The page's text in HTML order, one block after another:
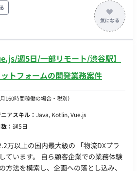
：Java ■
全ての案件はフルリモートでの稼働と
週5日/一部リモート/渋谷駅】
トフォームの開発業務案件
160時間稼働の場合・税別）
アスキル： Java, Kotlin, Vue.js
： 週5日
万以上の国内最大級の 「物流DXプラ
客企業での業務体験
方法を模索し、企画への落とし込み、